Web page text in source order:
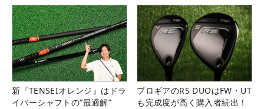
新『TENSEIオレンジ』はドラ
イバーシャフトの“最適解”
プロギアのRS DUOはFW・UT
も完成度が高く購入者続出！